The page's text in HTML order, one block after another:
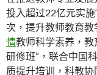
投入超过22亿元实
次，提升教师教育
情教师科学素养，
研修班”，联合中国
质提升培训，科教